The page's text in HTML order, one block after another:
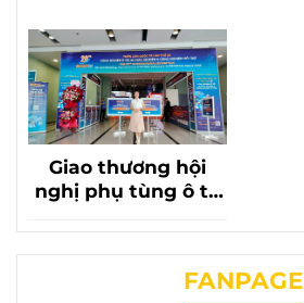
Giao thương hội
nghị phụ tùng ô tô
mặt của phụ tùng
chevrolet liên
FANPAGE